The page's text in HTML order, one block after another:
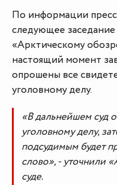
По информации
следующее заседание
«Арктическому
настоящий момент
опрошены все
уголовному делу.
«В дальнейшем суд
уголовному делу,
подсудимым будет
слово», - уточнили
суде.